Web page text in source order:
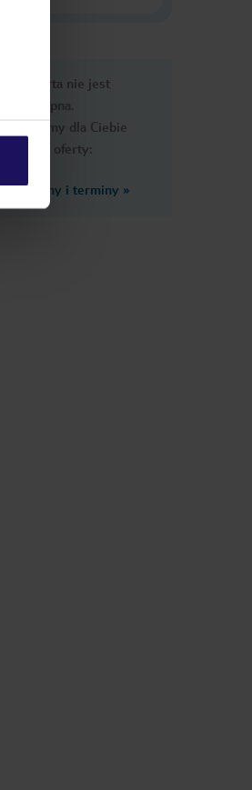
ta oferta nie jest
dostępna.
dla Ciebie
podobne oferty:
inne ceny i terminy »